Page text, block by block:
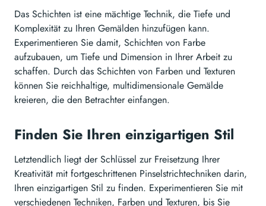
Das Schichten ist eine mächtige Technik, die Tiefe und
Komplexität zu Ihren Gemälden hinzufügen kann.
Experimentieren Sie damit, Schichten von Farbe
aufzubauen, um Tiefe und Dimension in Ihrer Arbeit zu
schaffen. Durch das Schichten von Farben und Texturen
können Sie reichhaltige, multidimensionale Gemälde
kreieren, die den Betrachter einfangen.
Finden Sie Ihren einzigartigen Stil
Letztendlich liegt der Schlüssel zur Freisetzung Ihrer
Kreativität mit fortgeschrittenen Pinselstrichtechniken darin,
Ihren einzigartigen Stil zu finden. Experimentieren Sie mit
verschiedenen Techniken, Farben und Texturen, bis Sie